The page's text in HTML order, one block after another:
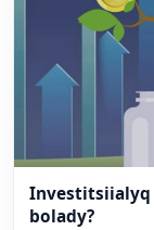
Investitsiialyq
bolady?